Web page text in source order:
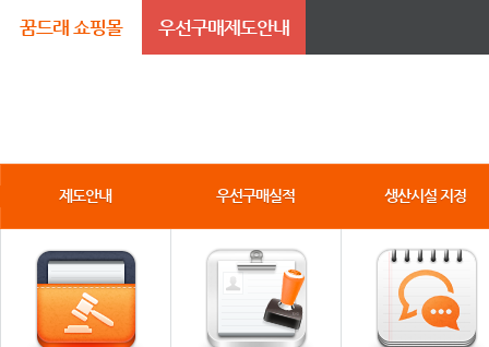
꿈드래 쇼핑몰 우선구매제도안내
제도안내 우선구매실적 생산시설 지정